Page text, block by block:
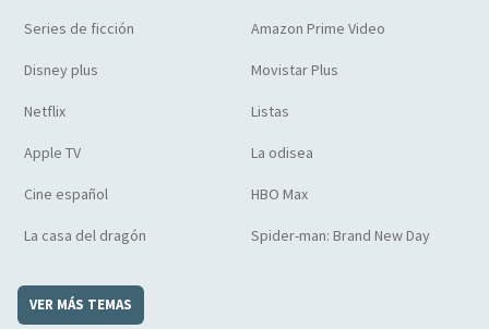
Series de ficción Amazon Prime Video
Disney plus Movistar Plus
Netflix Listas
Apple TV La odisea
Cine español HBO Max
La casa del dragón Spider-man: Brand New Day
VER MÁS TEMAS